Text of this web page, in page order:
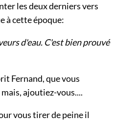
les deux derniers vers
à cette époque:
d'eau. C'est bien prouvé
Fernand, que vous
ajoutiez-vous....
vous tirer de peine il